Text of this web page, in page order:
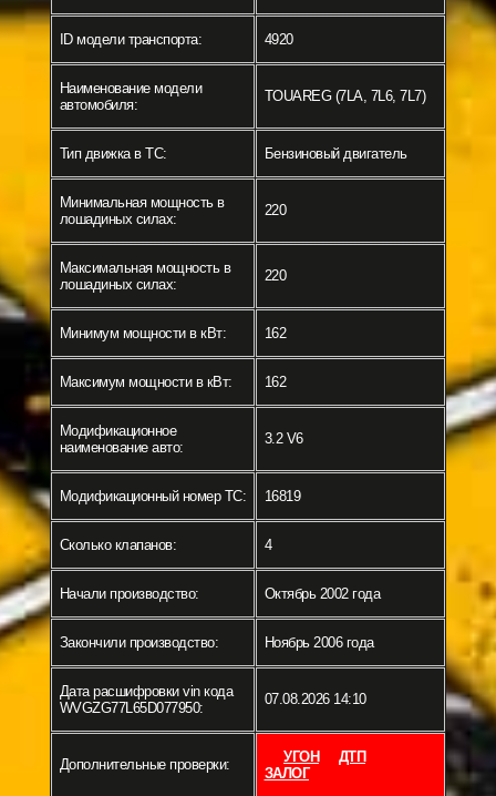
ID модели транспорта: 4920
Наименование модели
автомобиля:
TOUAREG (7LA, 7L6, 7L7)
Тип движка в ТС: Бензиновый двигатель
Минимальная мощность в
лошадиных силах:
220
Максимальная мощность в
лошадиных силах:
220
Минимум мощности в кВт: 162
Максимум мощности в кВт: 162
Модификационное
наименование авто:
3.2 V6
Модификационный номер ТС: 16819
Сколько клапанов: 4
Начали производство: Октябрь 2002 года
Закончили производство: Ноябрь 2006 года
Дата расшифровки vin кода
WVGZG77L65D077950:
07.08.2026 14:10
Дополнительные проверки: УГОН
ДТП
ЗАЛОГ